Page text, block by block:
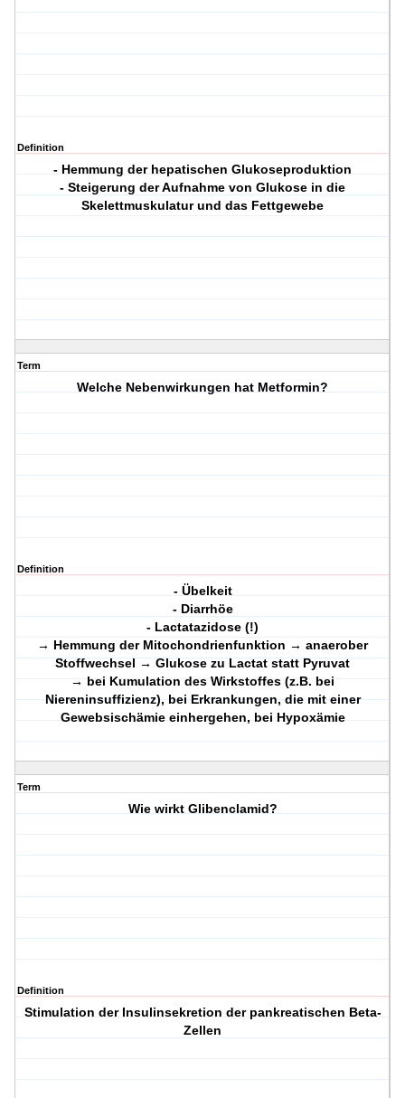
Definition
- Hemmung der hepatischen Glukoseproduktion
- Steigerung der Aufnahme von Glukose in die
Skelettmuskulatur und das Fettgewebe
Term
Welche Nebenwirkungen hat Metformin?
Definition
- Übelkeit
- Diarrhöe
- Lactatazidose (!)
→ Hemmung der Mitochondrienfunktion → anaerober
Stoffwechsel → Glukose zu Lactat statt Pyruvat
→ bei Kumulation des Wirkstoffes (z.B. bei
Niereninsuffizienz), bei Erkrankungen, die mit einer
Gewebsischämie einhergehen, bei Hypoxämie
Term
Wie wirkt Glibenclamid?
Definition
Stimulation der Insulinsekretion der pankreatischen Beta-
Zellen